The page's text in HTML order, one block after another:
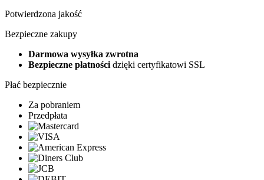
Potwierdzona jakość
Bezpieczne zakupy
Darmowa wysyłka zwrotna
Bezpieczne płatności dzięki certyfikatowi SSL
Płać bezpiecznie
Za pobraniem
Przedpłata